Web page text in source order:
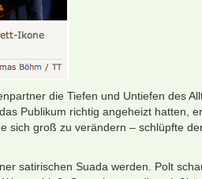
die Tiefen und Untiefen des
Publikum richtig angeheizt
groß zu verändern – schlüpfte
satirischen Suada werden. Polt